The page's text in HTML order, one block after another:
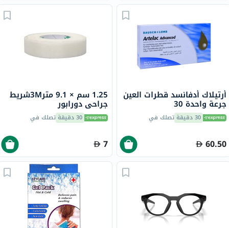
أرتيلاك أدفانسد قطرات العين
جرعة واحدة 30
30 دقيقة تصلك في
60.50
1.25 سم × 9.1 متر3Mشريط
جراحي دورابور
30 دقيقة تصلك في
7